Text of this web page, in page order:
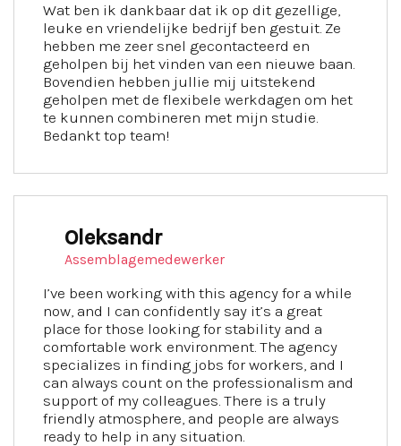
Wat ben ik dankbaar dat ik op dit gezellige,
leuke en vriendelijke bedrijf ben gestuit. Ze
hebben me zeer snel gecontacteerd en
geholpen bij het vinden van een nieuwe baan.
Bovendien hebben jullie mij uitstekend
geholpen met de flexibele werkdagen om het
te kunnen combineren met mijn studie.
Bedankt top team!
Oleksandr
Assemblagemedewerker
I’ve been working with this agency for a while
now, and I can confidently say it’s a great
place for those looking for stability and a
comfortable work environment. The agency
specializes in finding jobs for workers, and I
can always count on the professionalism and
support of my colleagues. There is a truly
friendly atmosphere, and people are always
ready to help in any situation.